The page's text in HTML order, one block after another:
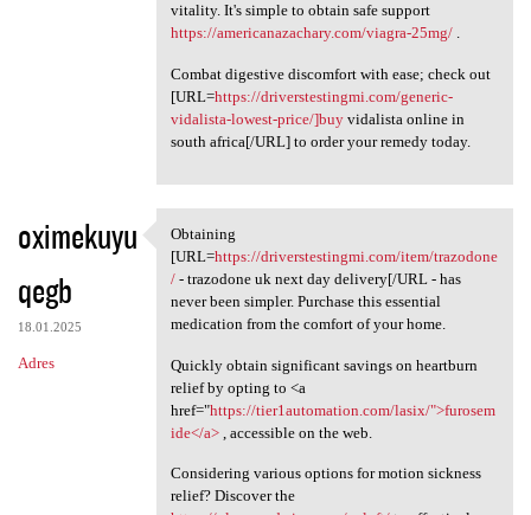
vitality. It's simple to obtain safe support
https://americanazachary.com/viagra-25mg/.
Combat digestive discomfort with ease; check out
[URL=https://driverstestingmi.com/generic-
vidalista-lowest-price/]buyvidalista online in
south africa[/URL] to order your remedy today.
oximekuyu
qegb
18.01.2025
Adres
Obtaining [URL=https:/
Obtaining
[URL=https://driverstestingmi.com/item/trazodone
/- trazodone uk next day delivery[/URL - has
never been simpler. Purchase this essential
medication from the comfort of your home.
Quickly obtain significant savings on heartburn
relief by opting to <a
href="https://tier1automation.com/lasix/">furosem
ide</a>, accessible on the web.
Considering various options for motion sickness
relief? Discover the